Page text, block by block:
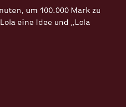
um 100.000 Mark zu
eine Idee und „Lola